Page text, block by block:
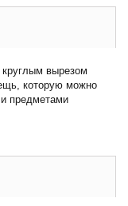
вырезом
которую можно
предметами